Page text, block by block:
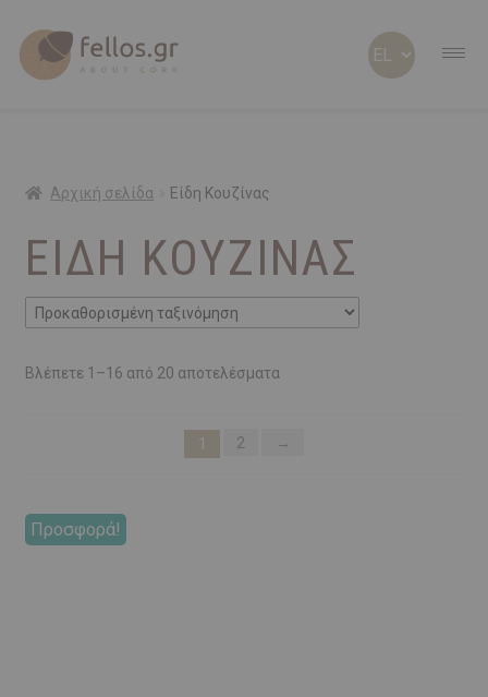
ABOUT US
ΠΡΟΣΩΠΟΠΟΙΗΜΕΝΑ
ΦΕΛΛΟΣ Β2Β
SHOP
Αρχική σελίδα Είδη Κουζίνας
ΕΊΔΗ ΚΟΥΖΊΝΑΣ
Βλέπετε 1–16 από 20 αποτελέσματα
1 2 →
Προσφορά!